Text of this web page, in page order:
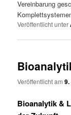
Vereinbarung
Veröffentlicht unter
Veröffentlicht am
Bioanalytik &